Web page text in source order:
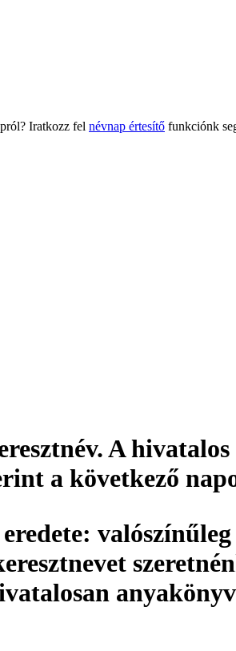
Iratkozz fel névnap értesítő funkciónk
. A
a következő
eredete: